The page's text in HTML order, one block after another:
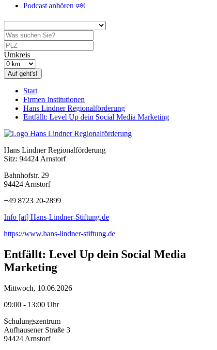
Podcast anhören 🕬
Umkreis
Auf geht's!
Start
Firmen Institutionen
Hans Lindner Regionalförderung
Entfällt: Level Up dein Social Media Marketing
Hans Lindner Regionalförderung
Sitz: 94424 Arnstorf
Bahnhofstr. 29
94424 Arnstorf
+49 8723 20-2899
Info [at] Hans-Lindner-Stiftung.de
https://www.hans-lindner-stiftung.de
Entfällt: Level Up dein Social Media
Marketing
Mittwoch, 10.06.2026
09:00 - 13:00 Uhr
Schulungszentrum
Aufhausener Straße 3
94424 Arnstorf